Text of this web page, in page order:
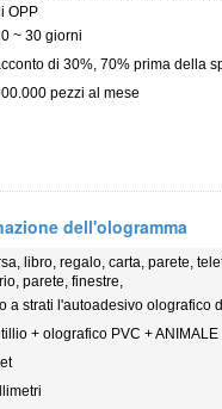
OPP
~ 30 giorni
di 30%, 70% prima della
pezzi al mese
dell'ologramma
libro, regalo, carta, parete,
parete, finestre,
a strati l'autoadesivo olografico
+ olografico PVC + ANIMALE